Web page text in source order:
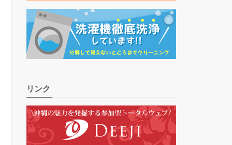
リンク